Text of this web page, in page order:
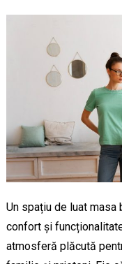
Un spațiu de luat masa
confort și
atmosferă plăcută